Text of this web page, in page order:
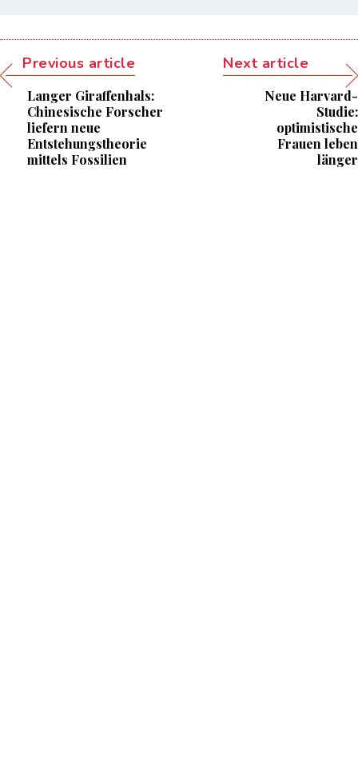
Previous article
Langer Giraffenhals:
Chinesische Forscher
liefern neue
Entstehungstheorie
mittels Fossilien
Next article
Neue Harvard-
Studie:
optimistische
Frauen leben
länger